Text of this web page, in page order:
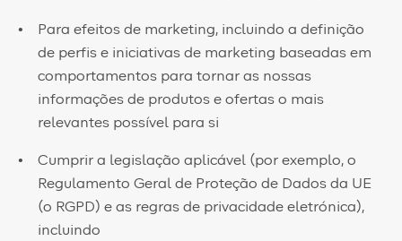
Para efeitos de marketing, incluindo a definição
de perfis e iniciativas de marketing baseadas em
comportamentos para tornar as nossas
informações de produtos e ofertas o mais
relevantes possível para si
Cumprir a legislação aplicável (por exemplo, o
Regulamento Geral de Proteção de Dados da UE
(o RGPD) e as regras de privacidade eletrónica),
incluindo